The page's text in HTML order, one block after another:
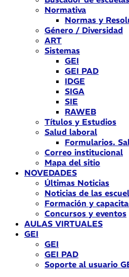
Normativa
Normas y
Género / Diversidad
ART
Sistemas
GEI
GEI PAD
IDGE
SIGA
SIE
RAWEB
Títulos y Estudios
Salud laboral
Formularios.
Correo institucional
Mapa del sitio
NOVEDADES
Últimas Noticias
Noticias de las
Formación y
Concursos y eventos
AULAS VIRTUALES
GEI
GEI
GEI PAD
Soporte al usuario